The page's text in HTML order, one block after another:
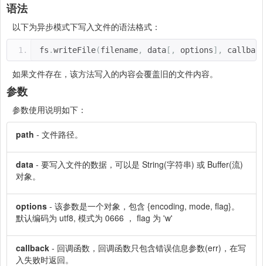
语法
以下为异步模式下写入文件的语法格式：
fs .writeFile(filename, data [, options],
如果文件存在，该方法写入的内容会覆盖旧的文件内容。
参数
参数使用说明如下：
path - 文件路径。
data - 要写入文件的数据，可以是 String(字符串) 或 Buffer(流)
对象。
options - 该参数是一个对象，包含 {encoding, mode, flag}。
默认编码为 utf8, 模式为 0666 ， flag 为 'w'
callback - 回调函数，回调函数只包含错误信息参数(err)，在写
入失败时返回。